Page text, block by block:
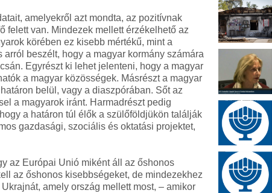
amelyekről azt mondta, az pozitívnak
felett van. Mindezek mellett érzékelhető az
körében ez kisebb mértékű, mint a
beszélt, hogy a magyar kormány számára
Egyrészt ki lehet jelenteni, hogy a magyar
a magyar közösségek. Másrészt a magyar
belül, vagy a diaszpórában. Sőt az
a magyarok iránt. Harmadrészt pedig
a határon túl élők a szülőföldjükön találják
gazdasági, szociális és oktatási projektet,
az Európai Unió miként áll az őshonos
az őshonos kisebbségeket, de mindezekhez
amely ország mellett most, – amikor